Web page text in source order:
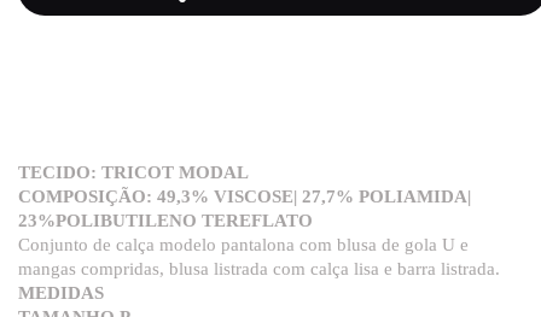
TECIDO: TRICOT MODAL
COMPOSIÇÃO: 49,3% VISCOSE| 27,7% POLIAMIDA|
23%POLIBUTILENO TEREFLATO
Conjunto de calça modelo pantalona com blusa de gola U e
mangas compridas, blusa listrada com calça lisa e barra listrada.
MEDIDAS